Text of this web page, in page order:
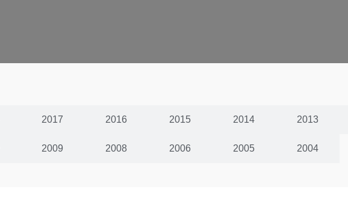
2017 2016 2015 2014 2013
2009 2008 2006 2005 2004